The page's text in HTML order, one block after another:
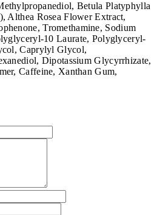
Betula Platyphylla
Althea Rosea Flower Extract,
Tromethamine, Sodium
10 Laurate, Polyglyceryl-
Caprylyl Glycol,
Dipotassium Glycyrrhizate,
Caffeine, Xanthan Gum,